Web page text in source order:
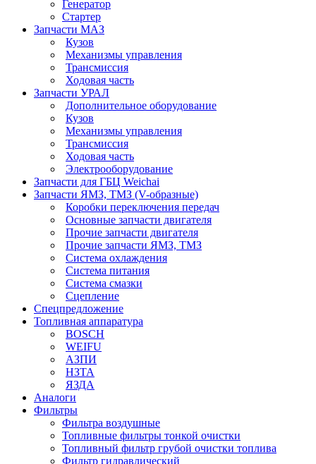
Генератор
Стартер
Запчасти МАЗ
Кузов
Механизмы управления
Трансмиссия
Ходовая часть
Запчасти УРАЛ
Дополнительное оборудование
Кузов
Механизмы управления
Трансмиссия
Ходовая часть
Электрооборудование
Запчасти для ГБЦ Weichai
Запчасти ЯМЗ, ТМЗ (V-образные)
Коробки переключения передач
Основные запчасти двигателя
Прочие запчасти двигателя
Прочие запчасти ЯМЗ, ТМЗ
Система охлаждения
Система питания
Система смазки
Сцепление
Спецпредложение
Топливная аппаратура
BOSCH
WEIFU
АЗПИ
НЗТА
ЯЗДА
Аналоги
Фильтры
Фильтра воздушные
Топливные фильтры тонкой очистки
Топливный фильтр грубой очистки топлива
Фильтр гидравлический